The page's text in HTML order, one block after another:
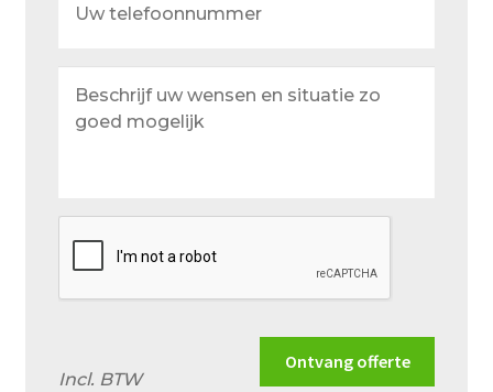
Winkelmand
telefoonnummer
uw
wensen
Ontvang offerte
Incl. BTW